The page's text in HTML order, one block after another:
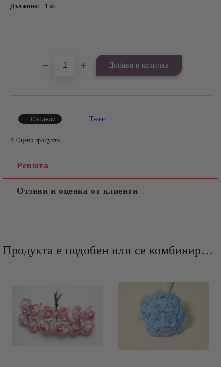
Дължина:
1м.
Сподели Tweet
Оцени продукта
Ревюта
Отзиви и оценка от клиенти
Продукта е подобен или се комбинира добре и със следните продукти :